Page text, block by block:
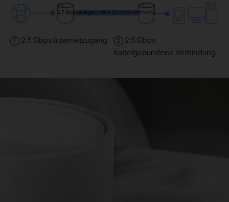
2,5 Gbps kabelgebundene Backhaul‑Verbindung
1 2,5 Gbps Internetzugang 2 2,5 Gbps
kabelgebundene Verbindung